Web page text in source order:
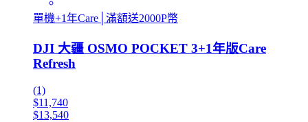
單機+1年Care│滿額送2000P幣
DJI 大疆 OSMO POCKET 3+1年版Care
Refresh
(1)
$11,740
$13,540